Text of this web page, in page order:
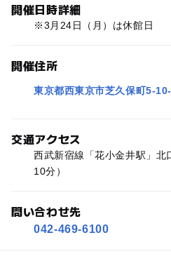
開催日時詳細
※3月24日（月）は休館日
開催住所
東京都西東京市芝久保町5-
交通アクセス
西武新宿線「花小金井駅」
10分）
問い合わせ先
042-469-6100